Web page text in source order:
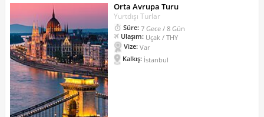
Orta Avrupa Turu
Yurtdışı Turlar
Süre: 7 Gece / 8 Gün
Ulaşım: Uçak / THY
Vize: Var
Kalkış: İstanbul